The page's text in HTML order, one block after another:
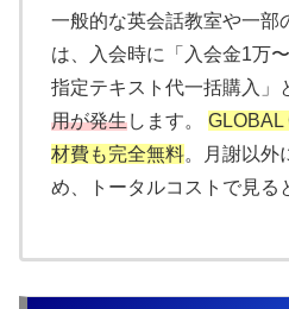
一般的な英会話教室や一部
は、入会時に「入会金1万
指定テキスト代一括購入」
用が発生します。 GLOBAL
材費も完全無料。月謝以外
め、トータルコストで見る